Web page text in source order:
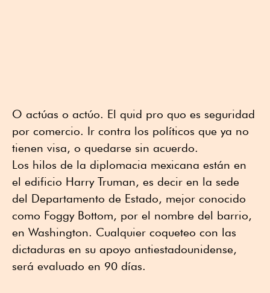
O actúas o actúo. El quid pro quo es seguridad
por comercio. Ir contra los políticos que ya no
tienen visa, o quedarse sin acuerdo.
Los hilos de la diplomacia mexicana están en
el edificio Harry Truman, es decir en la sede
del Departamento de Estado, mejor conocido
como Foggy Bottom, por el nombre del barrio,
en Washington. Cualquier coqueteo con las
dictaduras en su apoyo antiestadounidense,
será evaluado en 90 días.